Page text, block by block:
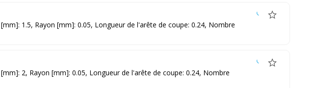
1.5, Rayon [mm]: 0.05, Longueur de l'arête de coupe: 0.24, Nombre
2, Rayon [mm]: 0.05, Longueur de l'arête de coupe: 0.24, Nombre